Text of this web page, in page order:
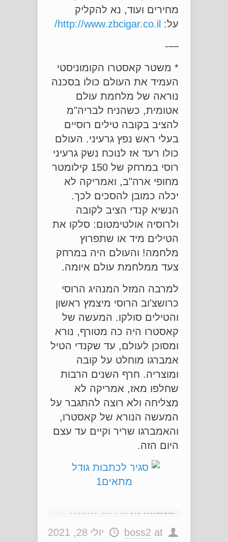
מחירים ועוד, נא להקליק
על: http://www.zbcigar.co.il/
—-
* משטר קאסטרו הקומוניסטי
העמיד את העולם כולו בסכנה
נוראה של מלחמת עולם
אטומית, כשהניח לבריה"מ
להציב בקובה טילים רוסיים
בעלי ראש נפץ גרעיני. העולם
כולו רעד אז לנוכח נשק גרעיני
רוסי במרחק של 150 קילומטר
מחופי ארה"ב, ואמריקה לא
יכלה כמובן להסכים לכך.
הנשיא קנדי הציב לקובה
ולרוסיה אולטימטום: סלקו את
הטילים מיד או שתפרוץ
מלחמה! והעולם היה במרחק
צעד ממלחמת עולם איומה.
למרבה המזל המנהיג הרוסי
כרושצ'וב הרוסי מיצמץ ראשון
והטילים סולקו. המעשה של
קאסטרו היה כה מטורף, נורא
ומסוכן לעולם, עד שקנדי הטיל
אמברגו מוחלט על קובה
ומוצריה. חרף השנים הרבות
שחלפו מאז, אמריקה לא
מצליחה ולא רוצה להתגבר על
המעשה הנורא של קאסטרו,
והאמברגו שריר וקיים עד עצם
היום הזה.
boss2 at יולי 28, 2021